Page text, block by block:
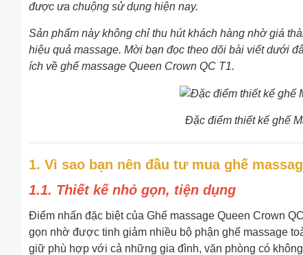
được ưa chuộng sử dụng hiện nay.
Sản phẩm này không chỉ thu hút khách hàng nhờ giá
hiệu quả massage. Mời bạn đọc theo dõi bài viết dưới
ích về ghế massage Queen Crown QC T1.
Đặc điểm thiết kế ghế
1. Vì sao bạn nên đầu tư mua ghế
1.1. Thiết kế nhỏ gọn, tiện dụng
Điểm nhấn đặc biệt của Ghế massage Queen Crown
gọn nhờ được tinh giảm nhiều bộ phận ghế massage
giữ phù hợp với cả những gia đình, văn phòng có